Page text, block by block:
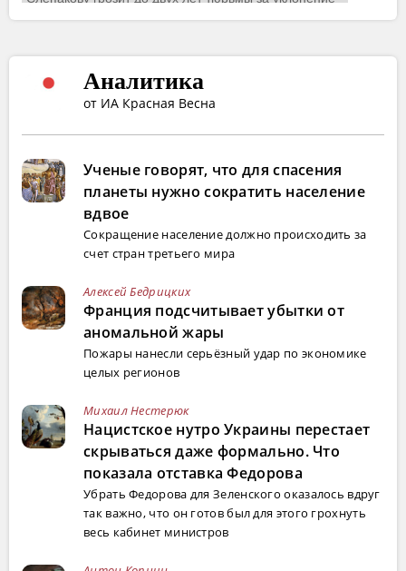
Аналитика
от ИА Красная Весна
Ученые говорят, что для спасения
планеты нужно сократить население
вдвое
Сокращение население должно происходить за
счет стран третьего мира
Алексей Бедрицких
Франция подсчитывает убытки от
аномальной жары
Пожары нанесли серьёзный удар по экономике
целых регионов
Михаил Нестерюк
Нацистское нутро Украины перестает
скрываться даже формально. Что
показала отставка Федорова
Убрать Федорова для Зеленского оказалось вдруг
так важно, что он готов был для этого грохнуть
весь кабинет министров